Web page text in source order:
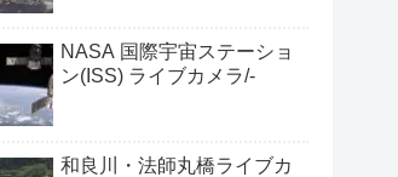
NASA 国際宇宙ステーショ
ン(ISS) ライブカメラ/-
和良川・法師丸橋ライブカ